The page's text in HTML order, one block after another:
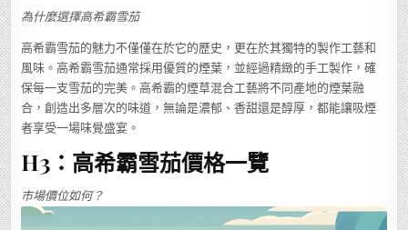
為什麼選擇高希霸雪茄
高希霸雪茄的魅力不僅僅在於它的歷史，更在於其獨特的製作工藝和
風味。高希霸雪茄通常採用優質的煙葉，並經過精緻的手工製作，確
保每一支雪茄的完美。高希霸的煙草混合工藝將不同產地的煙葉融
合，創造出多層次的味道，無論是濃郁、香甜還是醇厚，都能讓吸煙
者享受一場味覺盛宴。
H3：高希霸雪茄價格一覽
市場價位如何？